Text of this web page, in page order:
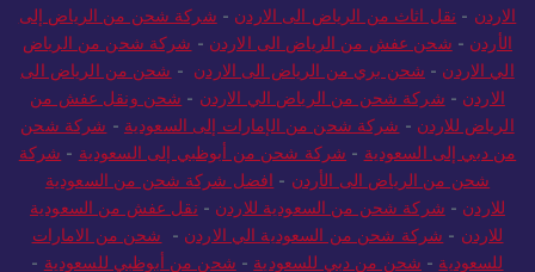
الاردن-نقل عفش من الرياض للاردن-شحن عفش من الرياض الي
الاردن- نقل اثاث من الرياض الى الاردن-شركة شحن من الرياض إلى
الأردن-شحن عفش من الرياض الى الاردن- شركة شحن من الرياض
الي الاردن-شحن بري من الرياض الى الاردن -شحن من الرياض الى
الاردن
-شركة شحن من الرياض الي الاردن -شحن ونقل عفش من
الرياض للاردن-شركة شحن من الإمارات إلى السعودية-شركة شحن
من دبي إلى السعودية - شركة شحن من أبوظبي إلى السعودية-شركة
شحن من الرياض الى الأردن -افضل شركة شحن من السعودية
للاردن- شركة شحن من السعودية للاردن-نقل عفش من السعودية
للاردن-شركة شحن من السعودية الي الاردن -شحن من الامارات